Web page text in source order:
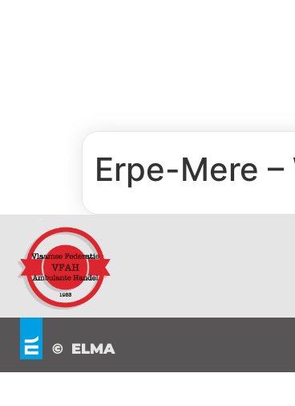
Erpe-Mere
© ELMA